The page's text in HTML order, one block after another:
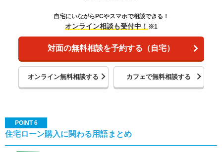
自宅にいながらPCやスマホで相談できる！
オンライン相談も受付中！ ※1
対面の無料相談を予約する（自宅）
オンライン無料相談する カフェで無料相談する
POINT 6
住宅ローン購入に関わる用語まとめ